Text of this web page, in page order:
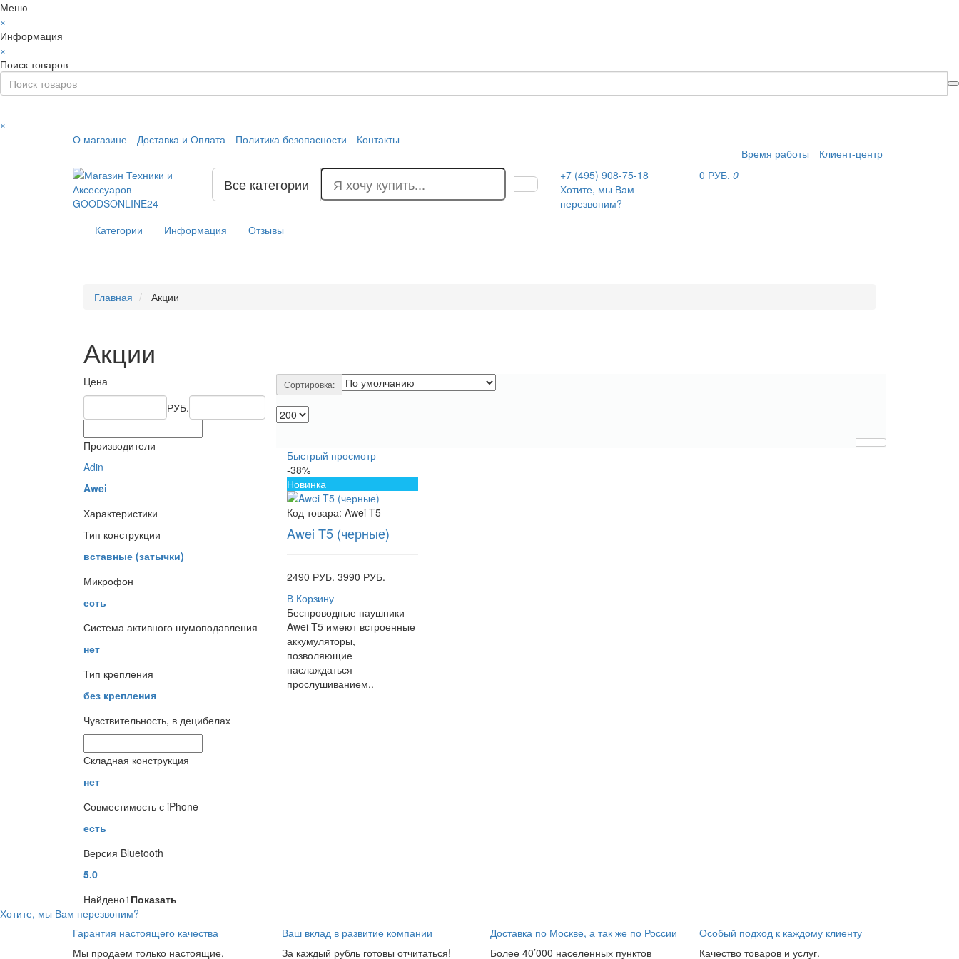
Меню
×
Информация
×
Поиск товаров
×
О магазине
Доставка и Оплата Политика безопасности
Контакты
Время работы
Клиент-центр
Все категории
+7 (495) 908-75-18
Хотите, мы Вам
перезвоним?
0 РУБ. 0
Категории Информация Отзывы
Главная Акции
Акции
Цена
РУБ.
Производители
Adin
Awei
Характеристики
Тип конструкции
вставные (затычки)
Микрофон
есть
Система активного шумоподавления
нет
Тип крепления
без крепления
Чувствительность, в децибелах
Складная конструкция
нет
Совместимость с iPhone
есть
Версия Bluetooth
5.0
Найдено1 Показать
Сортировка:
Быстрый просмотр
-38%
Новинка
Код товара: Awei T5
Awei T5 (черные)
2490 РУБ. 3990 РУБ.
В Корзину
Беспроводные наушники
Awei T5 имеют встроенные
аккумуляторы,
позволяющие
наслаждаться
прослушиванием..
Хотите, мы Вам перезвоним?
Гарантия настоящего качества
Мы продаем только настоящие,
Ваш вклад в развитие компании
За каждый рубль готовы отчитаться!
Доставка по Москве, а так же по России
Более 40’000 населенных пунктов
Особый подход к каждому клиенту
Качество товаров и услуг.